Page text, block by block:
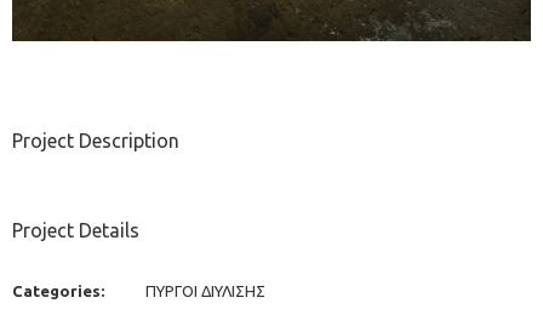
Project Description
Project Details
Categories: ΠΥΡΓΟΙ ΔΙΥΛΙΣΗΣ